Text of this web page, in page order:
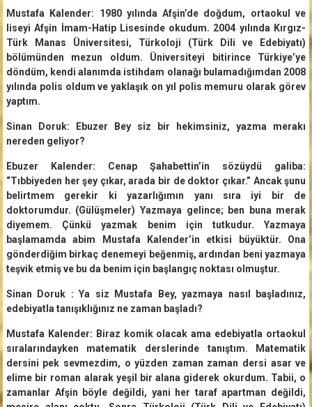
Mustafa Kalender: 1980 yılında Afşin’de doğdum, ortaokul ve
liseyi Afşin İmam-Hatip Lisesinde okudum. 2004 yılında Kırgız-
Türk Manas Üniversitesi, Türkoloji (Türk Dili ve Edebiyatı)
bölümünden mezun oldum. Üniversiteyi bitirince Türkiye’ye
döndüm, kendi alanımda istihdam olanağı bulamadığımdan 2008
yılında polis oldum ve yaklaşık on yıl polis memuru olarak görev
yaptım.
Sinan Doruk: Ebuzer Bey siz bir hekimsiniz, yazma merakı
nereden geliyor?
Ebuzer Kalender: Cenap Şahabettin’in sözüydü galiba:
“Tıbbiyeden her şey çıkar, arada bir de doktor çıkar.” Ancak şunu
belirtmem gerekir ki yazarlığımın yanı sıra iyi bir de
doktorumdur. (Gülüşmeler) Yazmaya gelince; ben buna merak
diyemem. Çünkü yazmak benim için tutkudur. Yazmaya
başlamamda abim Mustafa Kalender’in etkisi büyüktür. Ona
gönderdiğim birkaç denemeyi beğenmiş, ardından beni yazmaya
teşvik etmiş ve bu da benim için başlangıç noktası olmuştur.
Sinan Doruk : Ya siz Mustafa Bey, yazmaya nasıl başladınız,
edebiyatla tanışıklığınız ne zaman başladı?
Mustafa Kalender: Biraz komik olacak ama edebiyatla ortaokul
sıralarındayken matematik derslerinde tanıştım. Matematik
dersini pek sevmezdim, o yüzden zaman zaman dersi asar ve
elime bir roman alarak yeşil bir alana giderek okurdum. Tabii, o
zamanlar Afşin böyle değildi, yani her taraf apartman değildi,